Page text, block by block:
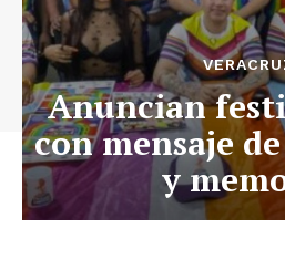
Anuncian
con mensaje
y